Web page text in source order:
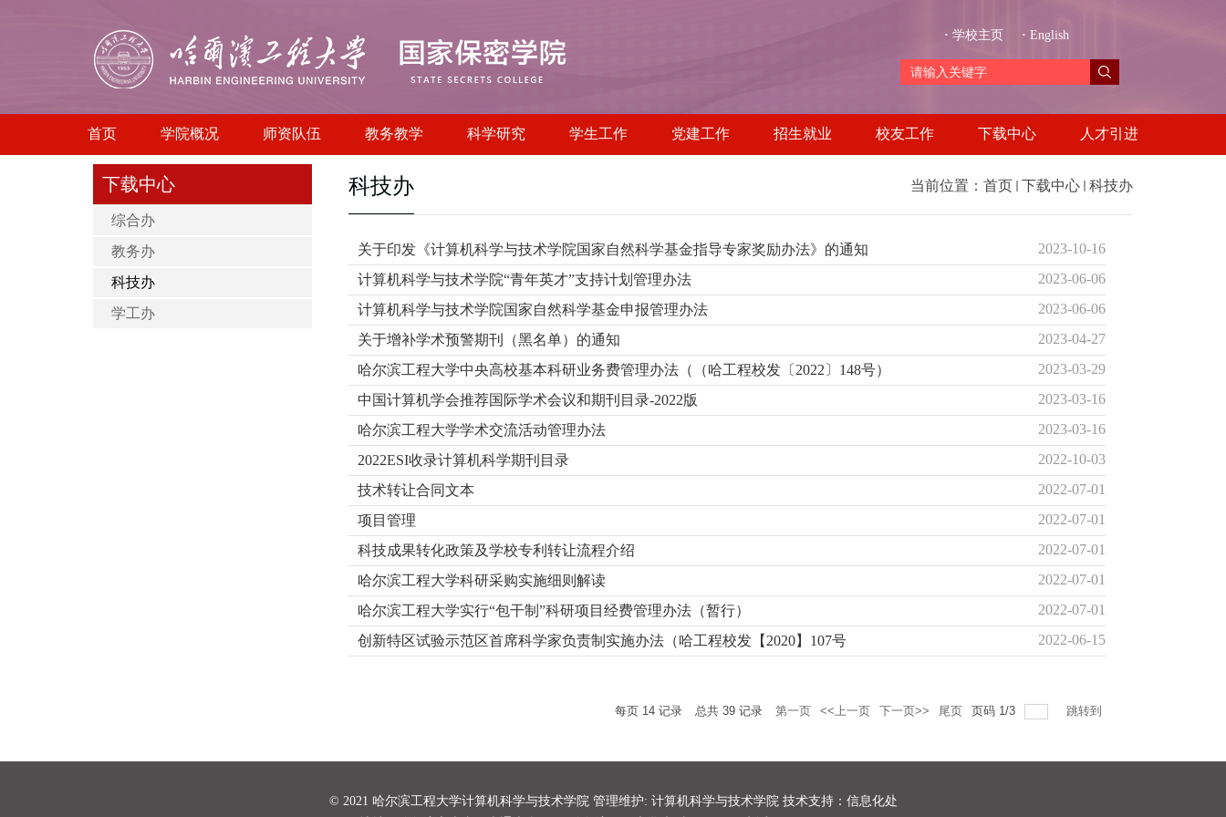
· 学校主页 · English
首页 学院概况 师资队伍 教务教学 科学研究 学生工作 党建工作 招生就业 校友工作 下载中心 人才引进
下载中心
综合办
教务办
科技办
学工办
科技办 当前位置： 首页 下载中心 科技办
关于印发《计算机科学与技术学院国家自然科学基金指导专家奖励办法》的通知
2023-10-16
计算机科学与技术学院“青年英才”支持计划管理办法
2023-06-06
计算机科学与技术学院国家自然科学基金申报管理办法
2023-06-06
关于增补学术预警期刊（黑名单）的通知
2023-04-27
哈尔滨工程大学中央高校基本科研业务费管理办法（（哈工程校发〔2022〕148号）
2023-03-29
中国计算机学会推荐国际学术会议和期刊目录-2022版
2023-03-16
哈尔滨工程大学学术交流活动管理办法
2023-03-16
2022ESI收录计算机科学期刊目录
2022-10-03
技术转让合同文本
2022-07-01
项目管理
2022-07-01
科技成果转化政策及学校专利转让流程介绍
2022-07-01
哈尔滨工程大学科研采购实施细则解读
2022-07-01
哈尔滨工程大学实行“包干制”科研项目经费管理办法（暂行）
2022-07-01
创新特区试验示范区首席科学家负责制实施办法（哈工程校发【2020】107号
2022-06-15
每页 14 记录 总共 39 记录 第一页 <<上一页 下一页>> 尾页 页码 1/3 跳转到
© 2021 哈尔滨工程大学计算机科学与技术学院 管理维护: 计算机科学与技术学院 技术支持：信息化处